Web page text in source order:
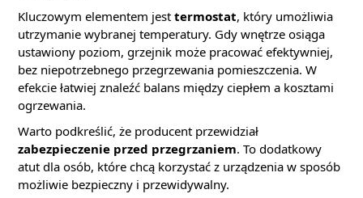
Kluczowym elementem jest termostat, który umożliwia
utrzymanie wybranej temperatury. Gdy wnętrze osiąga
ustawiony poziom, grzejnik może pracować efektywniej,
bez niepotrzebnego przegrzewania pomieszczenia. W
efekcie łatwiej znaleźć balans między ciepłem a kosztami
ogrzewania.
Warto podkreślić, że producent przewidział
zabezpieczenie przed przegrzaniem. To dodatkowy
atut dla osób, które chcą korzystać z urządzenia w sposób
możliwie bezpieczny i przewidywalny.